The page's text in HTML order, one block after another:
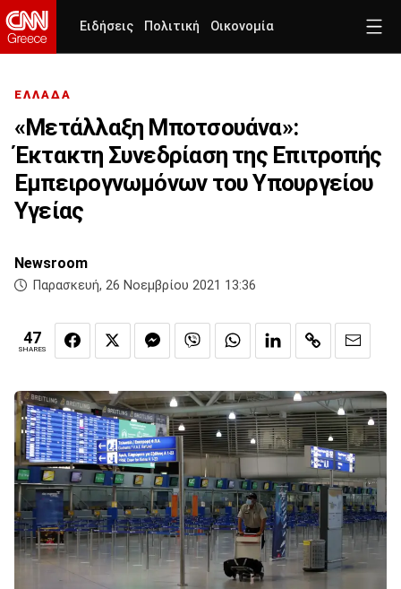
Ειδήσεις Πολιτική Οικονομία
ΕΛΛΑΔΑ
«Μετάλλαξη Μποτσουάνα»:
Έκτακτη Συνεδρίαση της Επιτροπής
Εμπειρογνωμόνων του Υπουργείου
Υγείας
Newsroom
Παρασκευή, 26 Νοεμβρίου 2021 13:36
47
SHARES